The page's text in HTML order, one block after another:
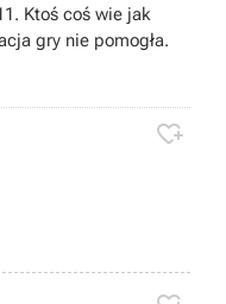
Ktoś coś wie jak
gry nie pomogła.
